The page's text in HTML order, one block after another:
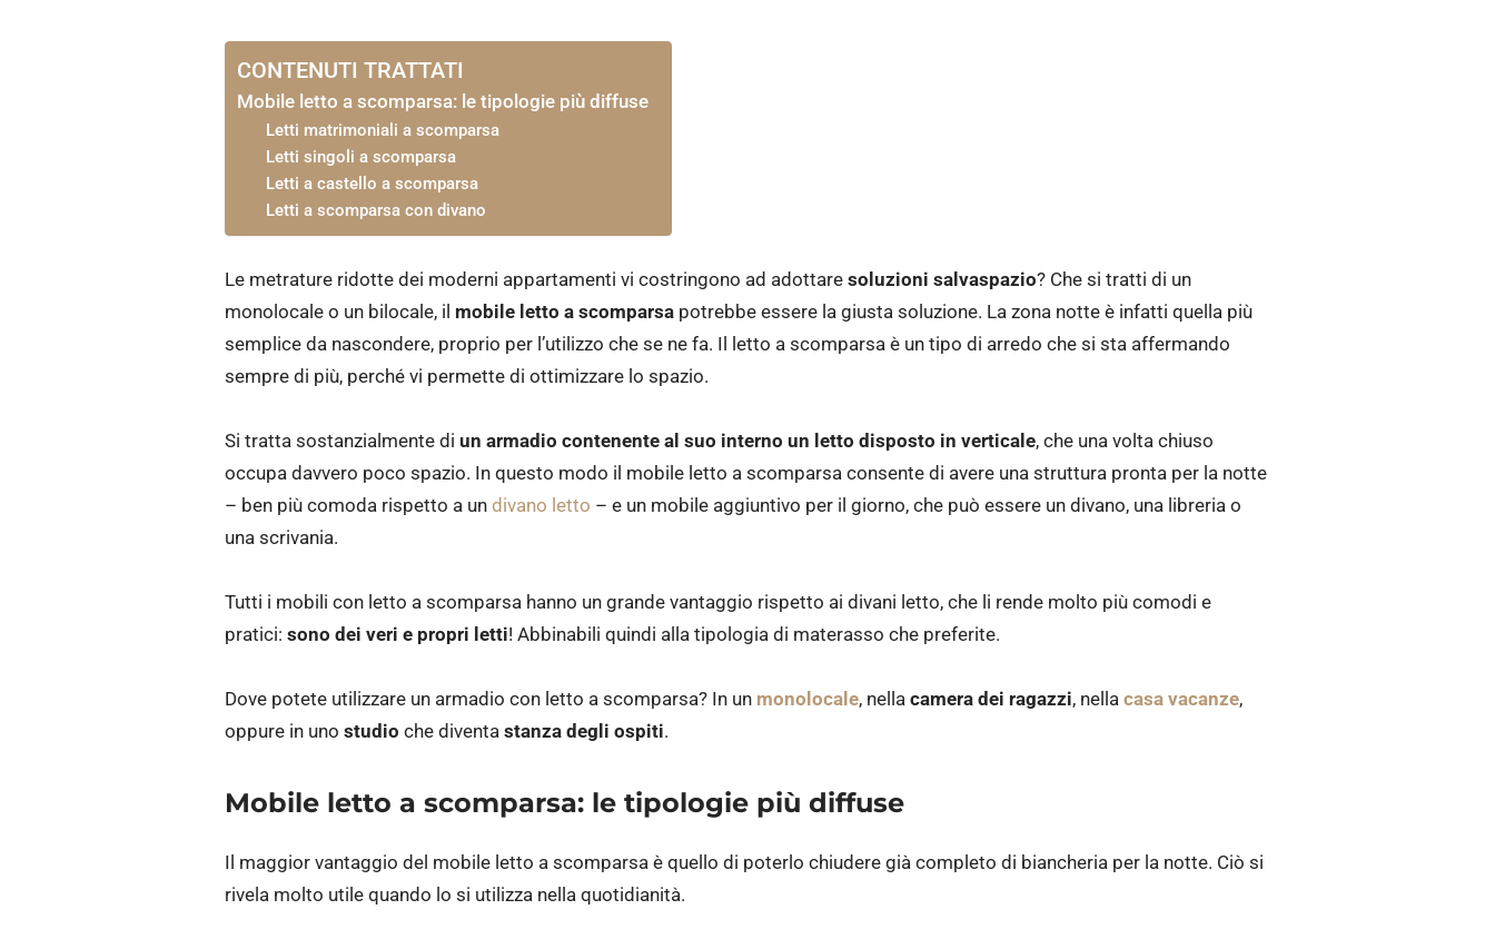
CONTENUTI TRATTATI
Mobile letto a scomparsa: le tipologie più diffuse
Letti matrimoniali a scomparsa
Letti singoli a scomparsa
Letti a castello a scomparsa
Letti a scomparsa con divano
Le metrature ridotte dei moderni appartamenti vi costringono ad adottare soluzioni salvaspazio? Che si tratti di un
monolocale o un bilocale, il mobile letto a scomparsa potrebbe essere la giusta soluzione. La zona notte è infatti quella più
semplice da nascondere, proprio per l’utilizzo che se ne fa. Il letto a scomparsa è un tipo di arredo che si sta affermando
sempre di più, perché vi permette di ottimizzare lo spazio.
Si tratta sostanzialmente di un armadio contenente al suo interno un letto disposto in verticale, che una volta chiuso
occupa davvero poco spazio. In questo modo il mobile letto a scomparsa consente di avere una struttura pronta per la notte
– ben più comoda rispetto a un divano letto – e un mobile aggiuntivo per il giorno, che può essere un divano, una libreria o
una scrivania.
Tutti i mobili con letto a scomparsa hanno un grande vantaggio rispetto ai divani letto, che li rende molto più comodi e
pratici: sono dei veri e propri letti! Abbinabili quindi alla tipologia di materasso che preferite.
Dove potete utilizzare un armadio con letto a scomparsa? In un monolocale, nella camera dei ragazzi, nella casa vacanze,
oppure in uno studio che diventa stanza degli ospiti.
Mobile letto a scomparsa: le tipologie più diffuse
Il maggior vantaggio del mobile letto a scomparsa è quello di poterlo chiudere già completo di biancheria per la notte. Ciò si
rivela molto utile quando lo si utilizza nella quotidianità.